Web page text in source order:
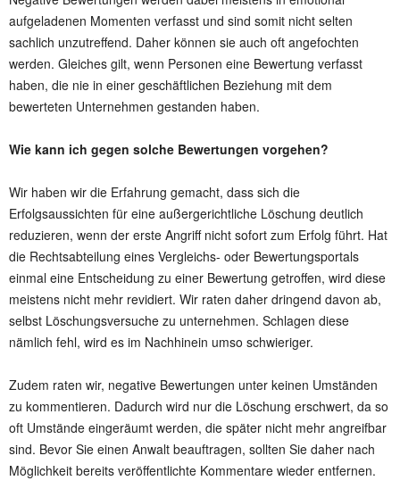
aufgeladenen Momenten verfasst und sind somit nicht selten
sachlich unzutreffend. Daher können sie auch oft angefochten
werden. Gleiches gilt, wenn Personen eine Bewertung verfasst
haben, die nie in einer geschäftlichen Beziehung mit dem
bewerteten Unternehmen gestanden haben.
Wie kann ich gegen solche Bewertungen vorgehen?
Wir haben wir die Erfahrung gemacht, dass sich die
Erfolgsaussichten für eine außergerichtliche Löschung deutlich
reduzieren, wenn der erste Angriff nicht sofort zum Erfolg führt. Hat
die Rechtsabteilung eines Vergleichs- oder Bewertungsportals
einmal eine Entscheidung zu einer Bewertung getroffen, wird diese
meistens nicht mehr revidiert. Wir raten daher dringend davon ab,
selbst Löschungsversuche zu unternehmen. Schlagen diese
nämlich fehl, wird es im Nachhinein umso schwieriger.
Zudem raten wir, negative Bewertungen unter keinen Umständen
zu kommentieren. Dadurch wird nur die Löschung erschwert, da so
oft Umstände eingeräumt werden, die später nicht mehr angreifbar
sind. Bevor Sie einen Anwalt beauftragen, sollten Sie daher nach
Möglichkeit bereits veröffentlichte Kommentare wieder entfernen.